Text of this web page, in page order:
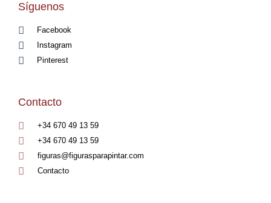
Síguenos
Facebook
Instagram
Pinterest
Contacto
+34 670 49 13 59
+34 670 49 13 59
figuras@figurasparapintar.com
Contacto